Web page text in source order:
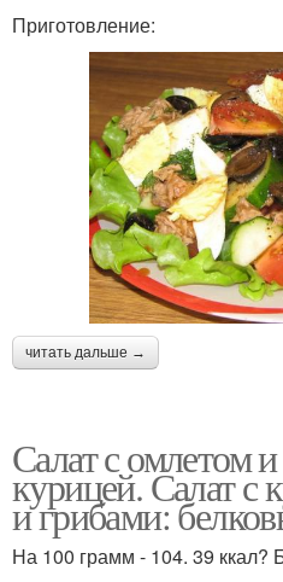
Приготовление:
читать дальше →
Салат с омлетом
курицей. Салат с
и грибами:
На 100 грамм - 104. 39 ккал?